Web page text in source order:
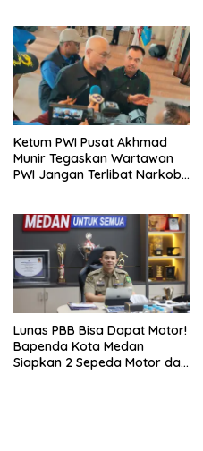
Ketum PWI Pusat Akhmad
Munir Tegaskan Wartawan
PWI Jangan Terlibat Narkoba
Lunas PBB Bisa Dapat Motor!
Bapenda Kota Medan
Siapkan 2 Sepeda Motor dan